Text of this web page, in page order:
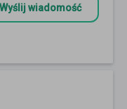
Wyślij wiadomość